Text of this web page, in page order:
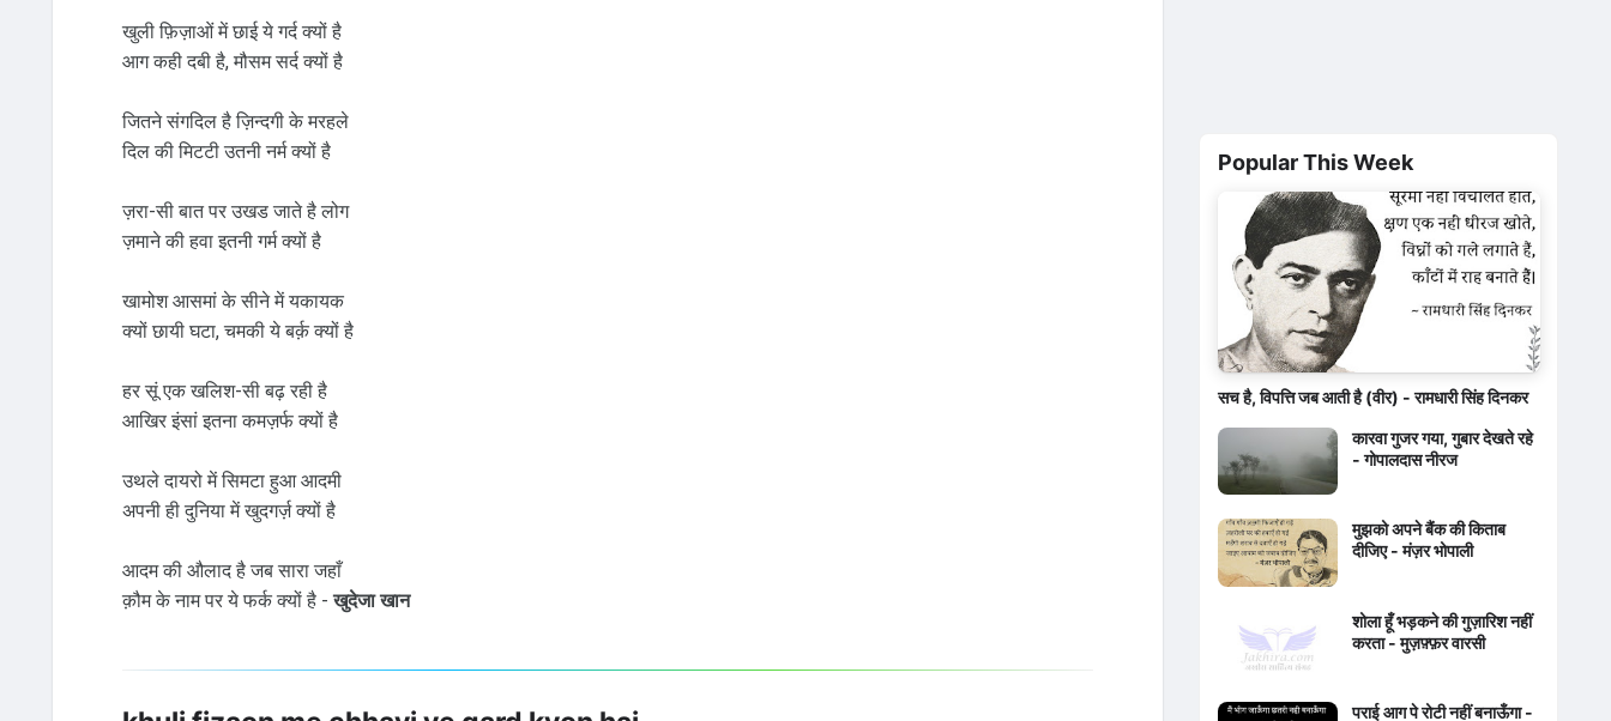
खुली फ़िज़ाओं में छाई ये गर्द क्यों है
आग कही दबी है, मौसम सर्द क्यों है
जितने संगदिल है ज़िन्दगी के मरहले
दिल की मिटटी उतनी नर्म क्यों है
ज़रा-सी बात पर उखड जाते है लोग
ज़माने की हवा इतनी गर्म क्यों है
खामोश आसमां के सीने में यकायक
क्यों छायी घटा, चमकी ये बर्क़ क्यों है
हर सूं एक खलिश-सी बढ़ रही है
आखिर इंसां इतना कमज़र्फ क्यों है
उथले दायरो में सिमटा हुआ आदमी
अपनी ही दुनिया में खुदगर्ज़ क्यों है
आदम की औलाद है जब सारा जहाँ
क़ौम के नाम पर ये फर्क क्यों है -खुदेजा खान
Popular This Week
सच है, विपत्ति जब आती है (वीर) - रामधारी सिंह दिनकर
कारवा गुजर गया, गुबार देखते रहे
- गोपालदास नीरज
मुझको अपने बैंक की किताब
दीजिए - मंज़र भोपाली
शोला हूँ भड़कने की गुज़ारिश नहीं
करता - मुज़फ़्फ़र वारसी
पराई आग पे रोटी नहीं बनाऊँगा -